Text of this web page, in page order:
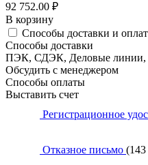
92 752.00 ₽
В корзину
Способы доставки и
Способы доставки
ПЭК, СДЭК, Деловые линии,
Обсудить с менеджером
Способы оплаты
Выставить счет
Регистрационное
Отказное письмо